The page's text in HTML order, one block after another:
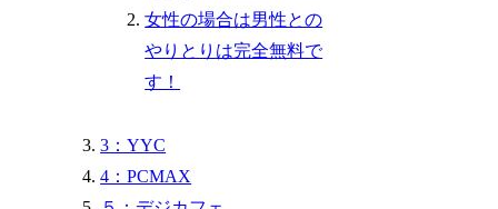
女性の場合は男性との
やりとりは完全無料で
す！
3：YYC
4：PCMAX